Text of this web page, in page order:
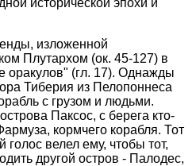
исторической эпохи и
изложенной
Плутархом (ок. 45-127) в
оракулов" (гл. 17). Однажды
Тиберия из Пелопоннеса
с грузом и людьми.
Паксос, с берега кто-
кормчего корабля. Тот
голос велел ему, чтобы тот,
другой остров - Палодес,